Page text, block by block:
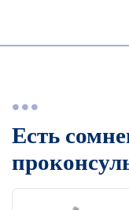
Есть